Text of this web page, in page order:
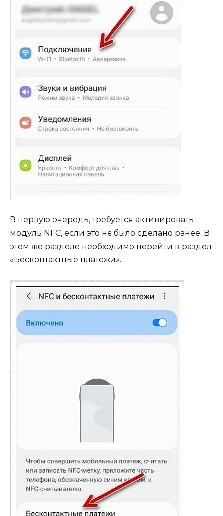
В первую очередь, требуется активировать
модуль NFC, если это не было сделано ранее. В
этом же разделе необходимо перейти в раздел
«Бесконтактные платежи».